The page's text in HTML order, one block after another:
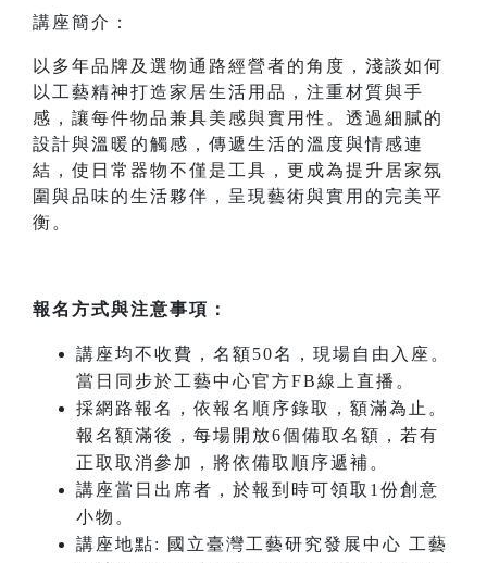
講座簡介：
以多年品牌及選物通路經營者的角度，淺談如何
以工藝精神打造家居生活用品，注重材質與手
感，讓每件物品兼具美感與實用性。透過細膩的
設計與溫暖的觸感，傳遞生活的溫度與情感連
結，使日常器物不僅是工具，更成為提升居家氛
圍與品味的生活夥伴，呈現藝術與實用的完美平
衡。
報名方式與注意事項：
講座均不收費，名額50名，現場自由入座。
當日同步於工藝中心官方FB線上直播。
採網路報名，依報名順序錄取，額滿為止。
報名額滿後，每場開放6個備取名額，若有
正取取消參加，將依備取順序遞補。
講座當日出席者，於報到時可領取1份創意
小物。
講座地點: 國立臺灣工藝研究發展中心 工藝